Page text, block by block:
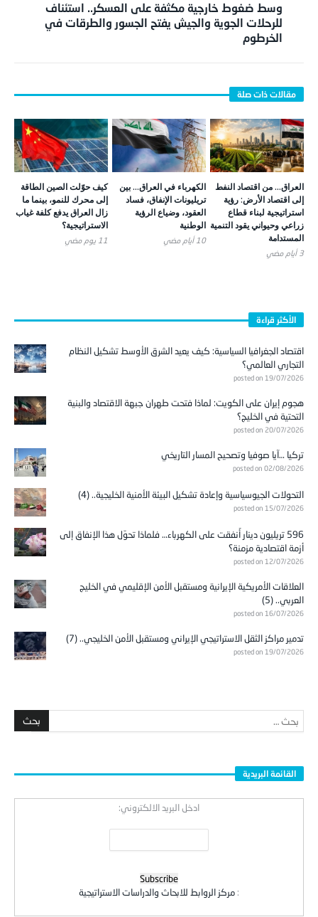
وسط ضغوط خارجية مكثفة على العسكر.. استئناف
للرحلات الجوية والجيش يفتح الجسور والطرقات في
الخرطوم
العراق… من اقتصاد النفط
إلى اقتصاد الأرض: رؤية
استراتيجية لبناء قطاع
زراعي وحيواني يقود التنمية
المستدامة
3 أيام ‎مضي
الكهرباء في العراق… بين
تريليونات الإنفاق، فساد
العقود، وضياع الرؤية
الوطنية
10 أيام ‎مضي
كيف حوّلت الصين الطاقة
إلى محرك للنمو، بينما ما
زال العراق يدفع كلفة غياب
الاستراتيجية؟
11 يوم ‎مضي
الأكثر قراءة
اقتصاد الجغرافيا السياسية: كيف يعيد الشرق الأوسط تشكيل النظام
التجاري العالمي؟
posted on 19/07/2026
هجوم إيران على الكويت: لماذا فتحت طهران جبهة الاقتصاد والبنية
التحتية في الخليج؟
posted on 20/07/2026
تركيا …آيا صوفيا وتصحيح المسار التاريخي
posted on 02/08/2026
التحولات الجيوسياسية وإعادة تشكيل البيئة الأمنية الخليجية.. (4)
posted on 15/07/2026
596 تريليون دينار أُنفقت على الكهرباء… فلماذا تحوّل هذا الإنفاق إلى
أزمة اقتصادية مزمنة؟
posted on 12/07/2026
العلاقات الأمريكية الإيرانية ومستقبل الأمن الإقليمي في الخليج
العربي.. (5)
posted on 16/07/2026
تدمير مراكز الثقل الاستراتيجي الإيراني ومستقبل الأمن الخليجي.. (7)
posted on 19/07/2026
القائمة البريدية
ادخل البريد الالكتروني:
: مركز الروابط للابحاث والدراسات الاستراتيجية